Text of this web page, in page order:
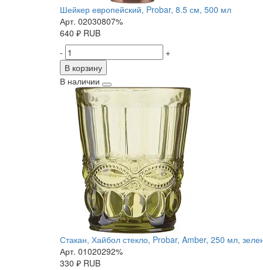
Шейкер европейский, Probar, 8.5 см, 500 мл
Арт. 02030807%
640 ₽ RUB
-
+
В корзину
В наличии
Стакан, Хайбол стекло, Probar, Amber, 250 мл,
Арт. 01020292%
330 ₽ RUB